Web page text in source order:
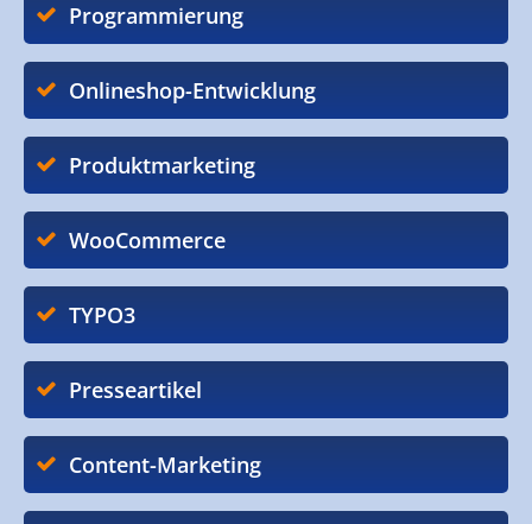
Programmierung
Onlineshop-Entwicklung
Produktmarketing
WooCommerce
TYPO3
Presseartikel
Content-Marketing